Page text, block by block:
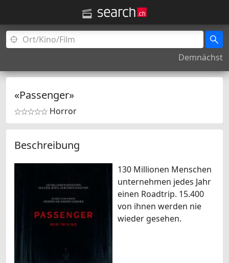
Demnächst
«Passenger»

 Horror
Beschreibung
130 Millionen Menschen
unternehmen jedes Jahr
einen Roadtrip. 15.400
von ihnen werden nie
wieder gesehen.